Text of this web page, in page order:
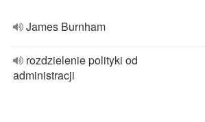
James Burnham
rozdzielenie polityki od
administracji